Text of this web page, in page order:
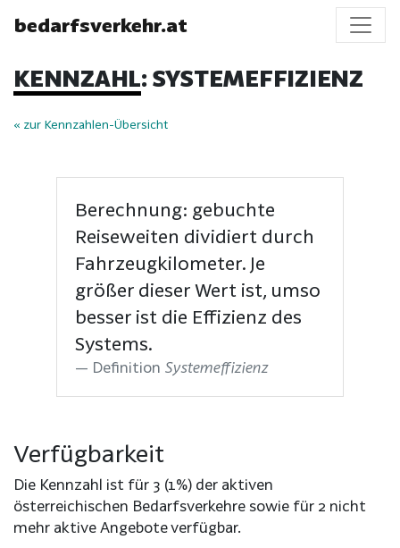
bedarfsverkehr.at
KENNZAHL: SYSTEMEFFIZIENZ
« zur Kennzahlen-Übersicht
Berechnung: gebuchte
Reiseweiten dividiert durch
Fahrzeugkilometer. Je
größer dieser Wert ist, umso
besser ist die Effizienz des
Systems.
Definition Systemeffizienz
Verfügbarkeit
Die Kennzahl ist für 3 (1%) der aktiven
österreichischen Bedarfsverkehre sowie für 2 nicht
mehr aktive Angebote verfügbar.